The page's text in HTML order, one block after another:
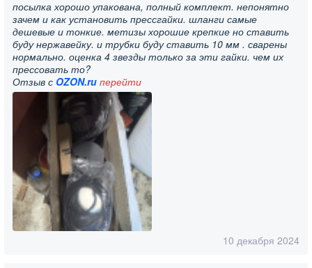
посылка хорошо упакована, полный комплект. непонятно
зачем и как установить прессгайки. шланги самые
дешевые и тонкие. метизы хорошие крепкие но ставить
буду нержавейку. и трубки буду ставить 10 мм . сварены
нормально. оценка 4 звезды только за эти гайки. чем их
прессовать то?
Отзыв с OZON.ru перейти
10 декабря 2024